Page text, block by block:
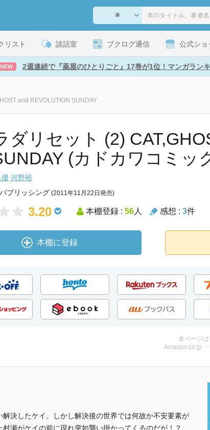
リスト 談話室 ブクログ通信 公式ショ
NEW 2週連続で『薬屋のひとりごと』17巻が1位！マンガラン
and REVOLUTION SUNDAY
ダリセット (2)
(カドカワコミッ
優 河野裕
ブリッシング (2011年11月22日発売)
3.20 本棚登録 : 56人 感想 : 3件
本棚に登録
本ページ
Amazon.co.jp
決したケイ。しかし解決後の世界では何故か不安要素が
瀬がケイの前に現れ突如襲い掛かってくるのだが！？